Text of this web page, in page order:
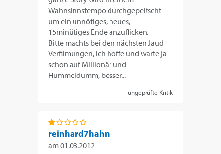
Wahnsinnstempo durchgepeitscht
um ein unnötiges, neues,
15minütiges Ende anzuflicken.
Bitte machts bei den nächsten Jaud
Verfilmungen, ich hoffe und warte ja
schon auf Millionär und
Hummeldumm, besser...
ungeprüfte Kritik
reinhard7hahn
am01.03.2012